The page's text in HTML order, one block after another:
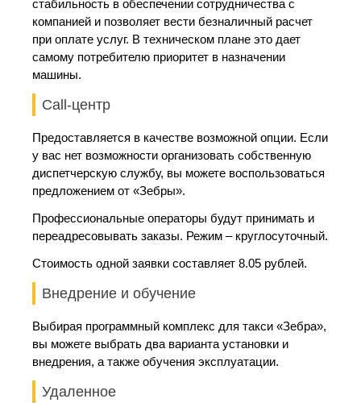
стабильность в обеспечении сотрудничества с
компанией и позволяет вести безналичный расчет
при оплате услуг. В техническом плане это дает
самому потребителю приоритет в назначении
машины.
Call-центр
Предоставляется в качестве возможной опции. Если
у вас нет возможности организовать собственную
диспетчерскую службу, вы можете воспользоваться
предложением от «Зебры».
Профессиональные операторы будут принимать и
переадресовывать заказы. Режим – круглосуточный.
Стоимость одной заявки составляет 8.05 рублей.
Внедрение и обучение
Выбирая программный комплекс для такси «Зебра»,
вы можете выбрать два варианта установки и
внедрения, а также обучения эксплуатации.
Удаленное